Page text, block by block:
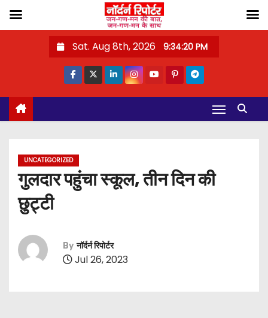
o
Sat. Aug 8th, 2026 9:34:21 PM
UNCATEGORIZED
गुलदार पहुंचा स्कूल, तीन दिन की
छुट्टी
By नॉर्दर्न रिपोर्टर
Jul 26, 2023